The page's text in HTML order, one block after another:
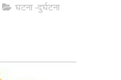
घटना -दुर्घटना